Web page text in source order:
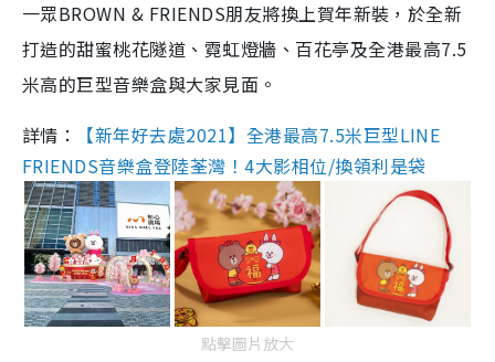
一眾BROWN & FRIENDS朋友將換上賀年新裝，於全新
打造的甜蜜桃花隧道、霓虹燈牆、百花亭及全港最高7.5
米高的巨型音樂盒與大家見面。
詳情：
【新年好去處2021】全港最高7.5米巨型LINE
FRIENDS音樂盒登陸荃灣！4大影相位/換領利是袋
點擊圖片放大